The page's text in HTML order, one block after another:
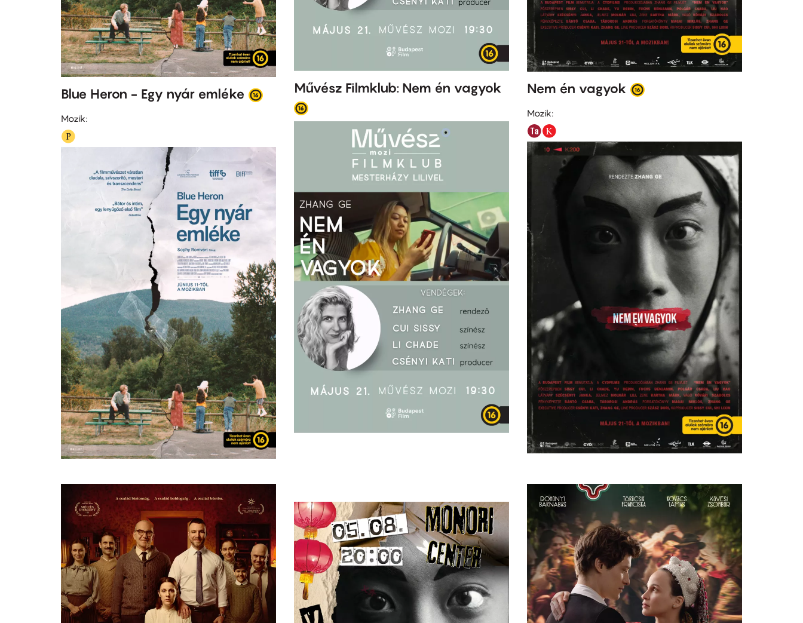
Blue Heron - Egy nyár emléke
Mozik:
Művész Filmklub: Nem én vagyok Nem én vagyok
Mozik: